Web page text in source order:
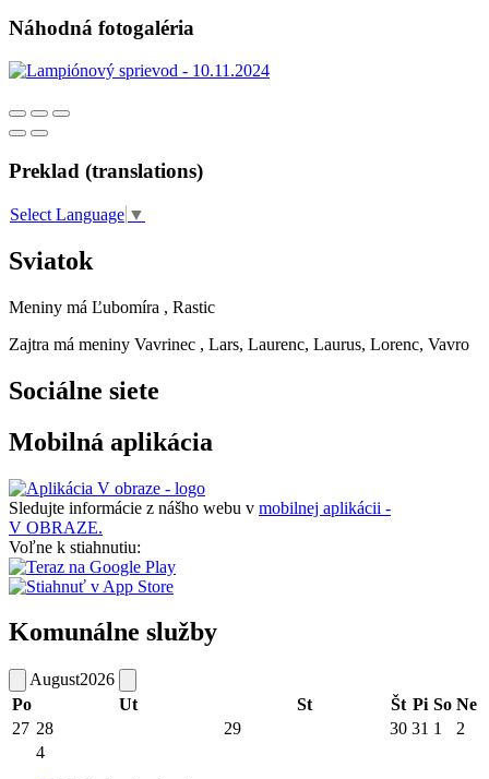
Náhodná fotogaléria
Preklad (translations)
Select Language ▼
Sviatok
Meniny má Ľubomíra , Rastic
Zajtra má meniny Vavrinec , Lars, Laurenc, Laurus, Lorenc, Vavro
Sociálne siete
Mobilná aplikácia
Sledujte informácie z nášho webu v mobilnej aplikácii -
V OBRAZE.
Voľne k stiahnutiu:
Komunálne služby
August2026
Po
Ut St Št Pi So Ne
27 28 29 30 31 1 2
4